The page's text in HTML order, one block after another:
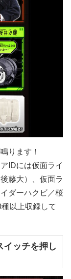
ります！
IDには仮面ライ
藤大）、仮面ラ
ダーハクビ／桜
以上収録して
イッチを押し